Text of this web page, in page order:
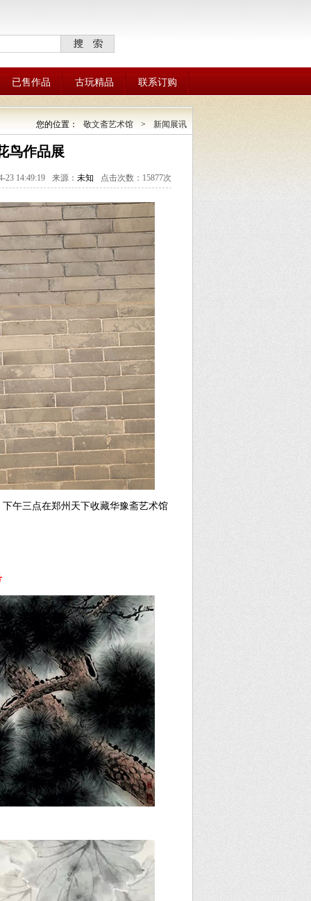
已售作品 古玩精品 联系订购
您的位置： 敬文斋艺术馆 > 新闻展讯
鸟作品展
23 14:49:19 来源： 未知 点击次数：15877次
午三点在郑州天下收藏华豫斋艺术馆